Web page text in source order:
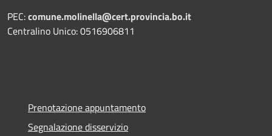
PEC:comune.molinella@cert.provincia.bo.it
Centralino Unico: 0516906811
Prenotazione appuntamento
Segnalazione disservizio